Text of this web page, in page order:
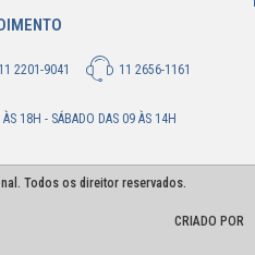
11 2201-9041 11 2656-1161
18H - SÁBADO DAS 09 ÀS 14H
Todos os direitor reservados.
CRIADO POR